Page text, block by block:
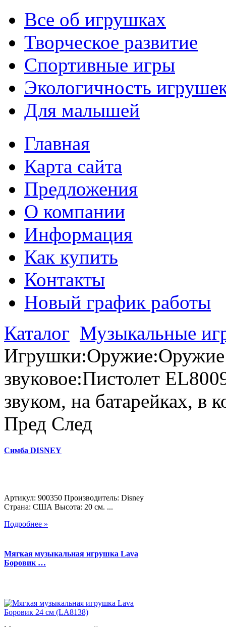
Все об игрушках
Творческое развитие
Спортивные игры
Экологичность
Для малышей
Главная
Карта сайта
Предложения
О компании
Информация
Как купить
Контакты
Новый график работы
Каталог Музыкальные
Игрушки:Оружие:Оружие
звуковое:Пистолет
звуком, на батарейках, в
Пред След
Симба DISNEY
Артикул: 900350 Производитель: Disney
Страна: США Высота: 20 см. ...
Подробнее »
Мягкая музыкальная игрушка Lava
Боровик …